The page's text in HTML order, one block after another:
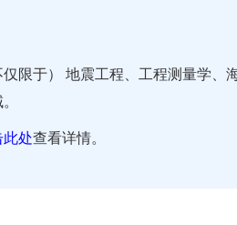
限于） 地震工程、工程测量学
此处查看详情。